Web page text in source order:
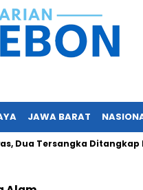
JAWA BARAT
Tersangka Ditangkap